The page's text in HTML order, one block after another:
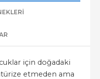
için doğadaki
etmeden ama